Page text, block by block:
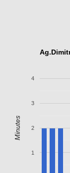
1
2
3
4
Minutes